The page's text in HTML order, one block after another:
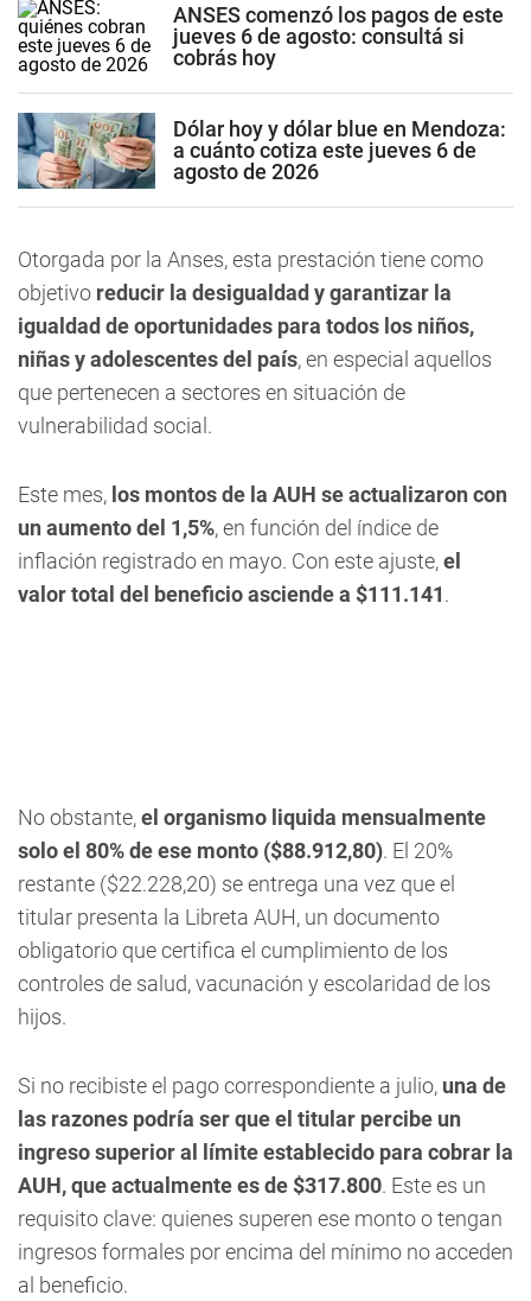
ANSES comenzó los pagos de este
jueves 6 de agosto: consultá si
cobrás hoy
Dólar hoy y dólar blue en Mendoza:
a cuánto cotiza este jueves 6 de
agosto de 2026
Otorgada por la Anses, esta prestación tiene como
objetivo reducir la desigualdad y garantizar la
igualdad de oportunidades para todos los niños,
niñas y adolescentes del país, en especial aquellos
que pertenecen a sectores en situación de
vulnerabilidad social.
Este mes, los montos de la AUH se actualizaron con
un aumento del 1,5%, en función del índice de
inflación registrado en mayo. Con este ajuste,el
valor total del beneficio asciende a $111.141.
No obstante,el organismo liquida mensualmente
solo el 80% de ese monto ($88.912,80). El 20%
restante ($22.228,20) se entrega una vez que el
titular presenta la Libreta AUH, un documento
obligatorio que certifica el cumplimiento de los
controles de salud, vacunación y escolaridad de los
hijos.
Si no recibiste el pago correspondiente a julio, una de
las razones podría ser que el titular percibe un
ingreso superior al límite establecido para cobrar la
AUH, que actualmente es de $317.800. Este es un
requisito clave: quienes superen ese monto o tengan
ingresos formales por encima del mínimo no acceden
al beneficio.